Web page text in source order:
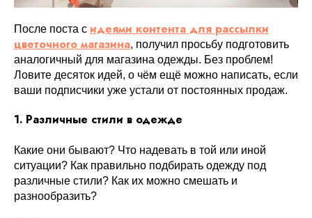
После поста с идеями контента для рассылки
цветочного магазина, получил просьбу подготовить
аналогичный для магазина одежды. Без проблем!
Ловите десяток идей, о чём ещё можно написать, если
ваши подписчики уже устали от постоянных продаж.
1. Различные стили в одежде
Какие они бывают? Что надевать в той или иной
ситуации? Как правильно подбирать одежду под
различные стили? Как их можно смешать и
разнообразить?